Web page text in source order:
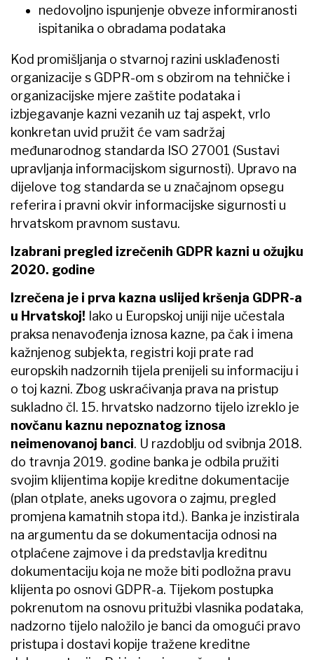
nedovoljno ispunjenje obveze informiranosti
ispitanika o obradama podataka
Kod promišljanja o stvarnoj razini usklađenosti
organizacije s GDPR-om s obzirom na tehničke i
organizacijske mjere zaštite podataka i
izbjegavanje kazni vezanih uz taj aspekt, vrlo
konkretan uvid pružit će vam sadržaj
međunarodnog standarda ISO 27001 (Sustavi
upravljanja informacijskom sigurnosti). Upravo na
dijelove tog standarda se u značajnom opsegu
referira i pravni okvir informacijske sigurnosti u
hrvatskom pravnom sustavu.
Izabrani pregled izrečenih GDPR kazni u ožujku
2020. godine
Izrečena je i prva kazna uslijed kršenja GDPR-a
u Hrvatskoj! Iako u Europskoj uniji nije učestala
praksa nenavođenja iznosa kazne, pa čak i imena
kažnjenog subjekta, registri koji prate rad
europskih nadzornih tijela prenijeli su informaciju i
o toj kazni. Zbog uskraćivanja prava na pristup
sukladno čl. 15. hrvatsko nadzorno tijelo izreklo je
novčanu kaznu nepoznatog iznosa
neimenovanoj banci. U razdoblju od svibnja 2018.
do travnja 2019. godine banka je odbila pružiti
svojim klijentima kopije kreditne dokumentacije
(plan otplate, aneks ugovora o zajmu, pregled
promjena kamatnih stopa itd.). Banka je inzistirala
na argumentu da se dokumentacija odnosi na
otplaćene zajmove i da predstavlja kreditnu
dokumentaciju koja ne može biti podložna pravu
klijenta po osnovi GDPR-a. Tijekom postupka
pokrenutom na osnovu pritužbi vlasnika podataka,
nadzorno tijelo naložilo je banci da omogući pravo
pristupa i dostavi kopije tražene kreditne